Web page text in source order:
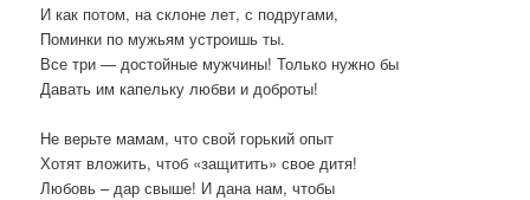
И как потом, на склоне лет, с подругами,
Поминки по мужьям устроишь ты.
Все три — достойные мужчины! Только нужно бы
Давать им капельку любви и доброты!
Не верьте мамам, что свой горький опыт
Хотят вложить, чтоб «защитить» свое дитя!
Любовь – дар свыше! И дана нам, чтобы